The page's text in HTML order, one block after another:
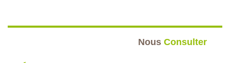
Nous Consulter